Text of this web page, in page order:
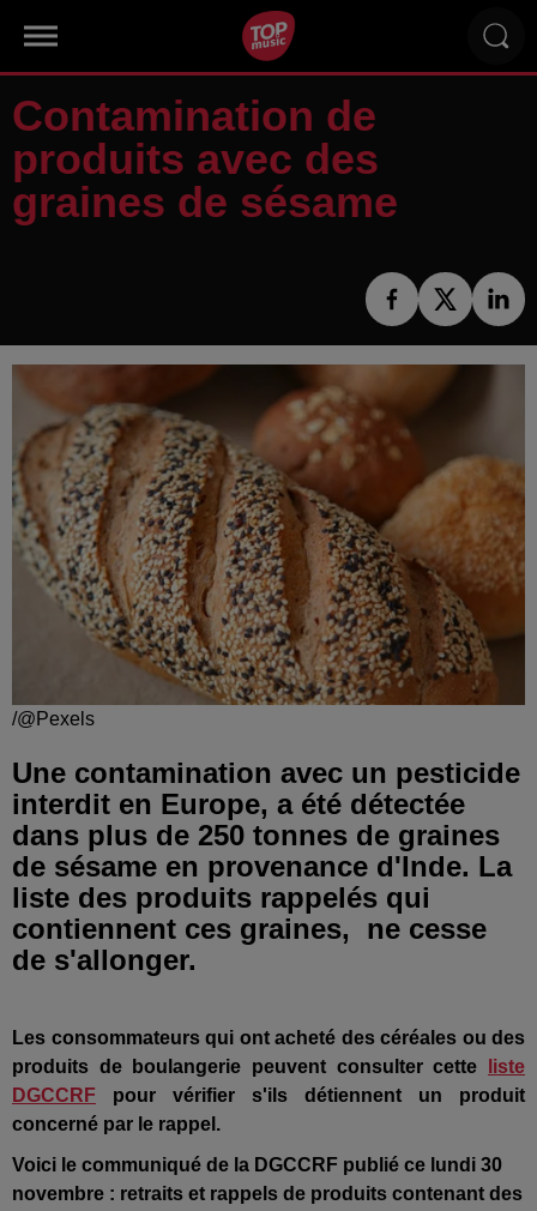
Contamination de
produits avec des
graines de sésame
/@Pexels
Une contamination avec un pesticide
interdit en Europe, a été détectée
dans plus de 250 tonnes de graines
de sésame en provenance d'Inde. La
liste des produits rappelés qui
contiennent ces graines, ne cesse
de s'allonger.
Les consommateurs qui ont acheté des céréales ou des
produits de boulangerie peuvent consulter cette
liste
DGCCRF pour vérifier s'ils détiennent un produit
concerné par le rappel.
Voici le communiqué de la DGCCRF publié ce lundi 30
novembre : retraits et rappels de produits contenant des